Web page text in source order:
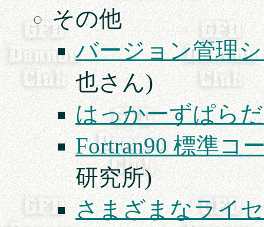
その他
バージョン管理
也さん)
はっかーずぱら
Fortran90 標準コ
研究所)
さまざまなライ